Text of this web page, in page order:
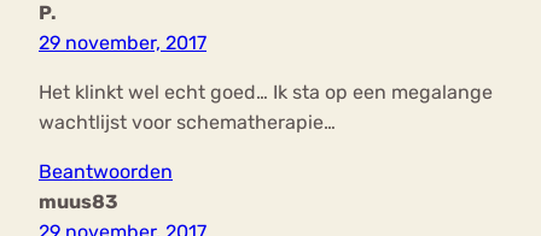
P.
29 november, 2017
Het klinkt wel echt goed… Ik sta op een megalange
wachtlijst voor schematherapie…
Beantwoorden
muus83